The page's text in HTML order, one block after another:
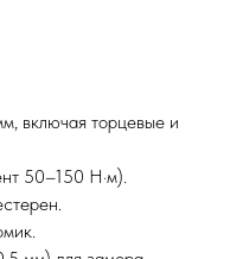
включая торцевые и
50–150 Н·м).